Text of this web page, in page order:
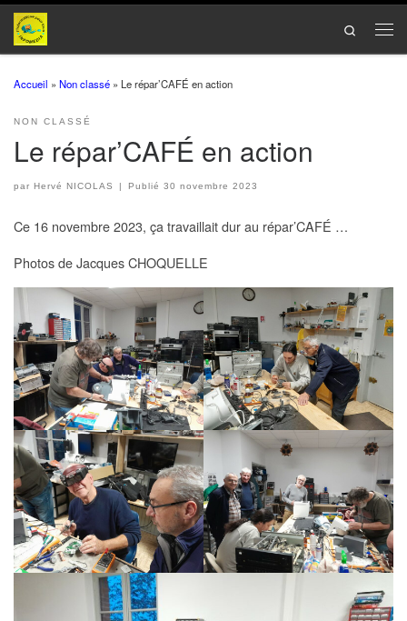
Passer au contenu
Search
Accueil » Non classé » Le répar’CAFÉ en action
NON CLASSÉ
Le répar’CAFÉ en action
par Hervé NICOLAS Publié30 novembre 2023
Ce 16 novembre 2023, ça travaillait dur au répar’CAFÉ …
Photos de Jacques CHOQUELLE